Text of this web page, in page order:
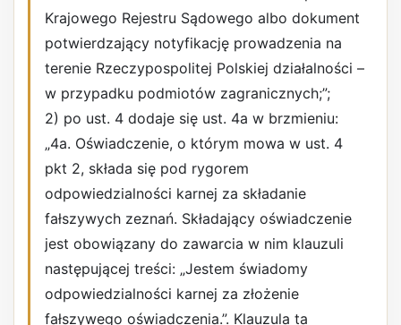
Krajowego Rejestru Sądowego albo dokument
potwierdzający notyfikację prowadzenia na
terenie Rzeczypospolitej Polskiej działalności –
w przypadku podmiotów zagranicznych;”;
2) po ust. 4 dodaje się ust. 4a w brzmieniu:
„4a. Oświadczenie, o którym mowa w ust. 4
pkt 2, składa się pod rygorem
odpowiedzialności karnej za składanie
fałszywych zeznań. Składający oświadczenie
jest obowiązany do zawarcia w nim klauzuli
następującej treści: „Jestem świadomy
odpowiedzialności karnej za złożenie
fałszywego oświadczenia.”. Klauzula ta